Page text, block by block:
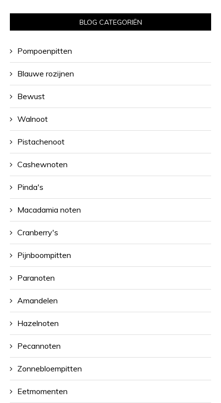
BLOG CATEGORIËN
Pompoenpitten
Blauwe rozijnen
Bewust
Walnoot
Pistachenoot
Cashewnoten
Pinda's
Macadamia noten
Cranberry's
Pijnboompitten
Paranoten
Amandelen
Hazelnoten
Pecannoten
Zonnebloempitten
Eetmomenten